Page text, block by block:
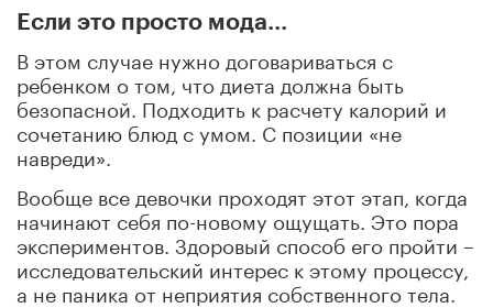
Если это просто мода...
В этом случае нужно договариваться с
ребенком о том, что диета должна быть
безопасной. Подходить к расчету калорий и
сочетанию блюд с умом. С позиции «не
навреди».
Вообще все девочки проходят этот этап, когда
начинают себя по-новому ощущать. Это пора
экспериментов. Здоровый способ его пройти –
исследовательский интерес к этому процессу,
а не паника от неприятия собственного тела.